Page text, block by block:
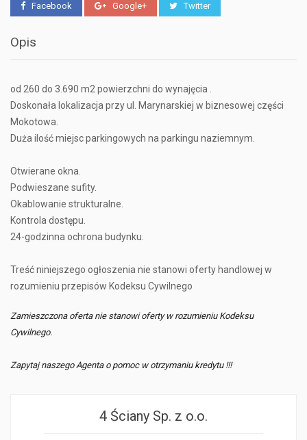
Facebook Google+ Twitter
Opis
od 260 do 3.690 m2 powierzchni do wynajęcia .
Doskonała lokalizacja przy ul. Marynarskiej w biznesowej części
Mokotowa.
Duża ilość miejsc parkingowych na parkingu naziemnym.
Otwierane okna.
Podwieszane sufity.
Okablowanie strukturalne.
Kontrola dostępu.
24-godzinna ochrona budynku.
Treść niniejszego ogłoszenia nie stanowi oferty handlowej w
rozumieniu przepisów Kodeksu Cywilnego
Zamieszczona oferta nie stanowi oferty w rozumieniu Kodeksu
Cywilnego.
Zapytaj naszego Agenta o pomoc w otrzymaniu kredytu !!!
4 Ściany Sp. z o.o.